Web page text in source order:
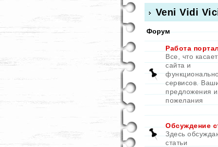
Veni Vidi
Форум
Работа
Все, что
сайта и
сервисов.
предложения и
пожелания
Обсуждение
Здесь
статьи